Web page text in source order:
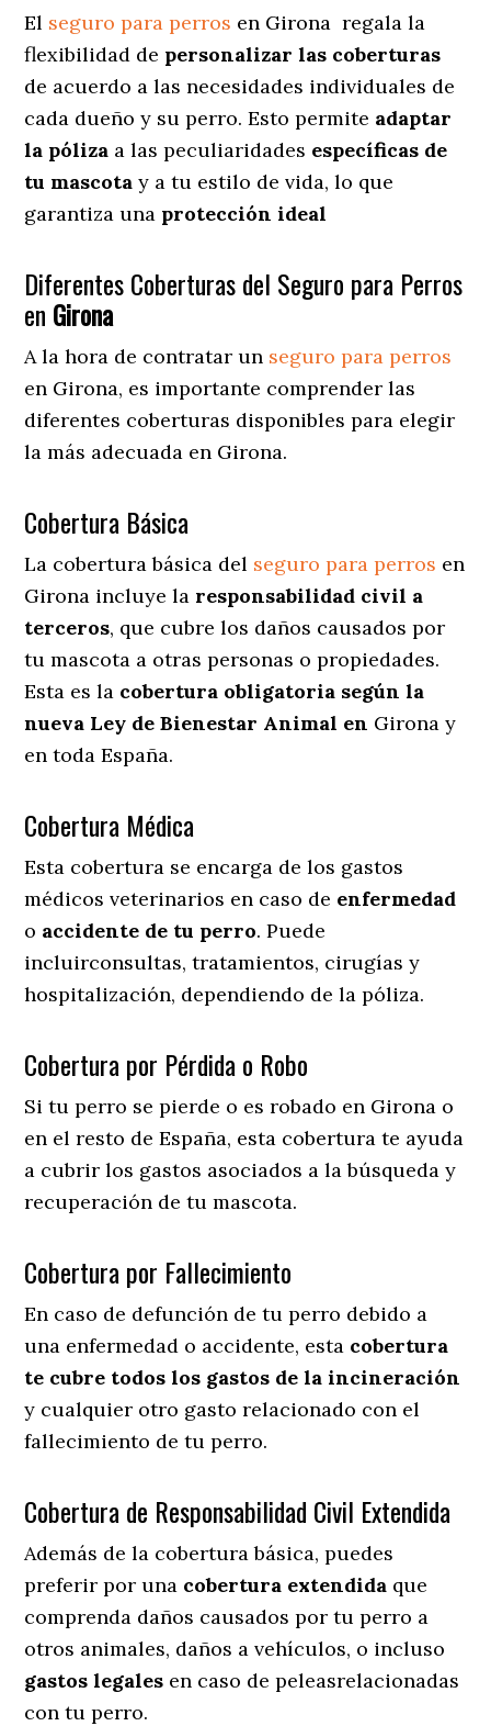
El seguro para perros en Girona regala la
flexibilidad de personalizar las coberturas
de acuerdo a las necesidades individuales de
cada dueño y su perro. Esto permite adaptar
la póliza a las peculiaridades específicas de
tu mascota y a tu estilo de vida, lo que
garantiza una protección ideal
Diferentes Coberturas del Seguro para Perros
en Girona
A la hora de contratar un seguro para perros
en Girona, es importante comprender las
diferentes coberturas disponibles para elegir
la más adecuada en Girona.
Cobertura Básica
La cobertura básica del seguro para perros en
Girona incluye la responsabilidad civil a
terceros, que cubre los daños causados por
tu mascota a otras personas o propiedades.
Esta es la cobertura obligatoria según la
nueva Ley de Bienestar Animal en Girona y
en toda España.
Cobertura Médica
Esta cobertura se encarga de los gastos
médicos veterinarios en caso de enfermedad
o accidente de tu perro. Puede
incluirconsultas, tratamientos, cirugías y
hospitalización, dependiendo de la póliza.
Cobertura por Pérdida o Robo
Si tu perro se pierde o es robado en Girona o
en el resto de España, esta cobertura te ayuda
a cubrir los gastos asociados a la búsqueda y
recuperación de tu mascota.
Cobertura por Fallecimiento
En caso de defunción de tu perro debido a
una enfermedad o accidente, esta cobertura
te cubre todos los gastos de la incineración
y cualquier otro gasto relacionado con el
fallecimiento de tu perro.
Cobertura de Responsabilidad Civil Extendida
Además de la cobertura básica, puedes
preferir por una cobertura extendida que
comprenda daños causados por tu perro a
otros animales, daños a vehículos, o incluso
gastos legales en caso de peleasrelacionadas
con tu perro.